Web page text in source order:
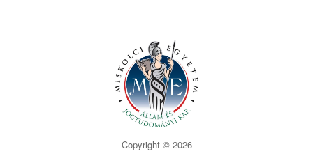
Copyright © 2026